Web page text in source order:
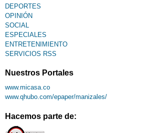
DEPORTES
OPINIÓN
SOCIAL
ESPECIALES
ENTRETENIMIENTO
SERVICIOS RSS
Nuestros Portales
www.micasa.co
www.qhubo.com/epaper/manizales/
Hacemos parte de: